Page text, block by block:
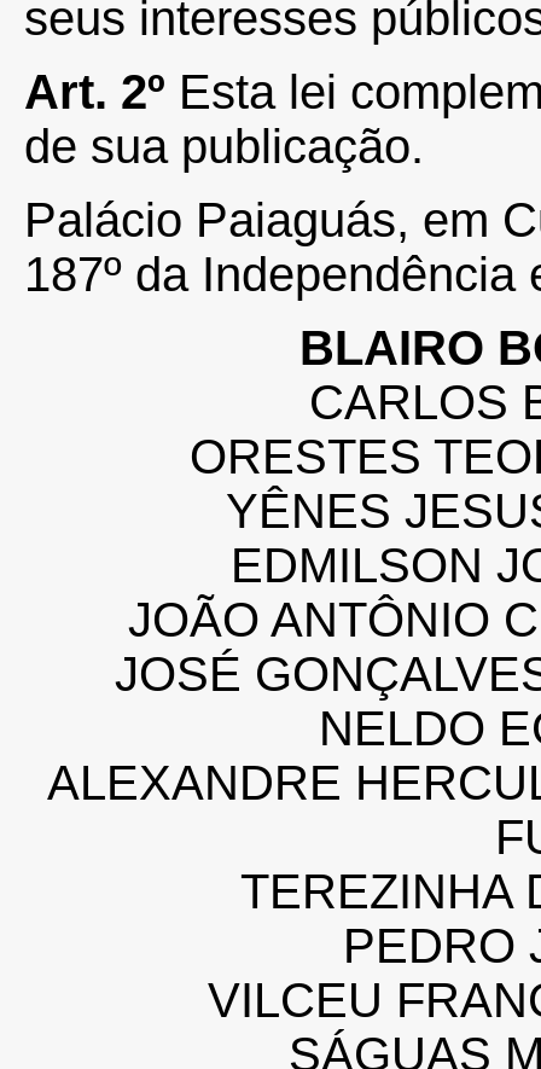
seus interesses
Art. 2º Esta lei
de sua publicação.
Palácio Paiaguás, em
187º da Independência
BLAIRO
CARLOS
ORESTES
YÊNES
EDMILSON
JOÃO ANTÔNIO
JOSÉ
NELDO
ALEXANDRE
TEREZINHA
PEDRO
VILCEU
SÁGUAS